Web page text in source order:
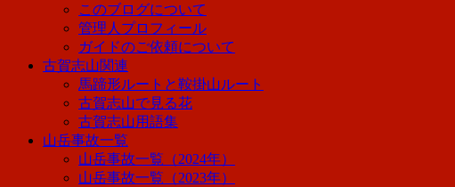
このブログについて
管理人プロフィール
ガイドのご依頼について
古賀志山関連
馬蹄形ルートと鞍掛山ルート
古賀志山で見る花
古賀志山用語集
山岳事故一覧
山岳事故一覧（2024年）
山岳事故一覧（2023年）